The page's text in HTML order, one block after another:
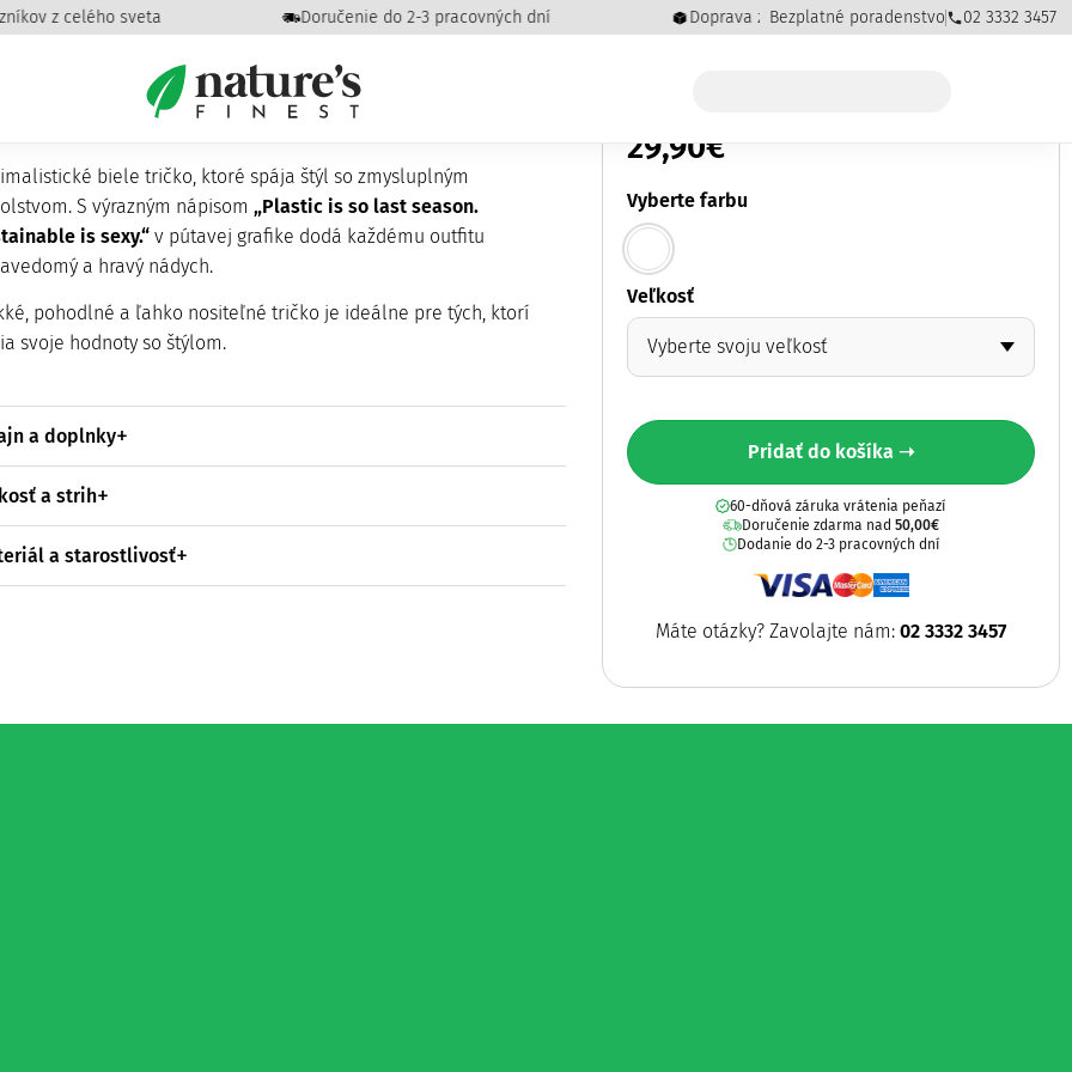
celého sveta Doručenie do 2-3 pracovných dní Doprava zdarma pri objednávkach od 50,00€
Bezplatné poradenstvo 02 3332 3457
is so last season
biele tričko, ktoré spája štýl so zmysluplným
S výrazným nápisom„Plastic is so last season.
is sexy.“ v pútavej grafike dodá každému outfitu
a hravý nádych.
pohodlné a ľahko nositeľné tričko je ideálne pre tých, ktorí
svoje hodnoty so štýlom.
a doplnky
a strih
a starostlivosť
29,90€
Vyberte farbu
Veľkosť
Pridať do košíka ➝
60-dňová záruka vrátenia peňazí
Doručenie zdarma nad 50,00€
Dodanie do 2-3 pracovných dní
Máte otázky? Zavolajte nám: 02 3332 3457